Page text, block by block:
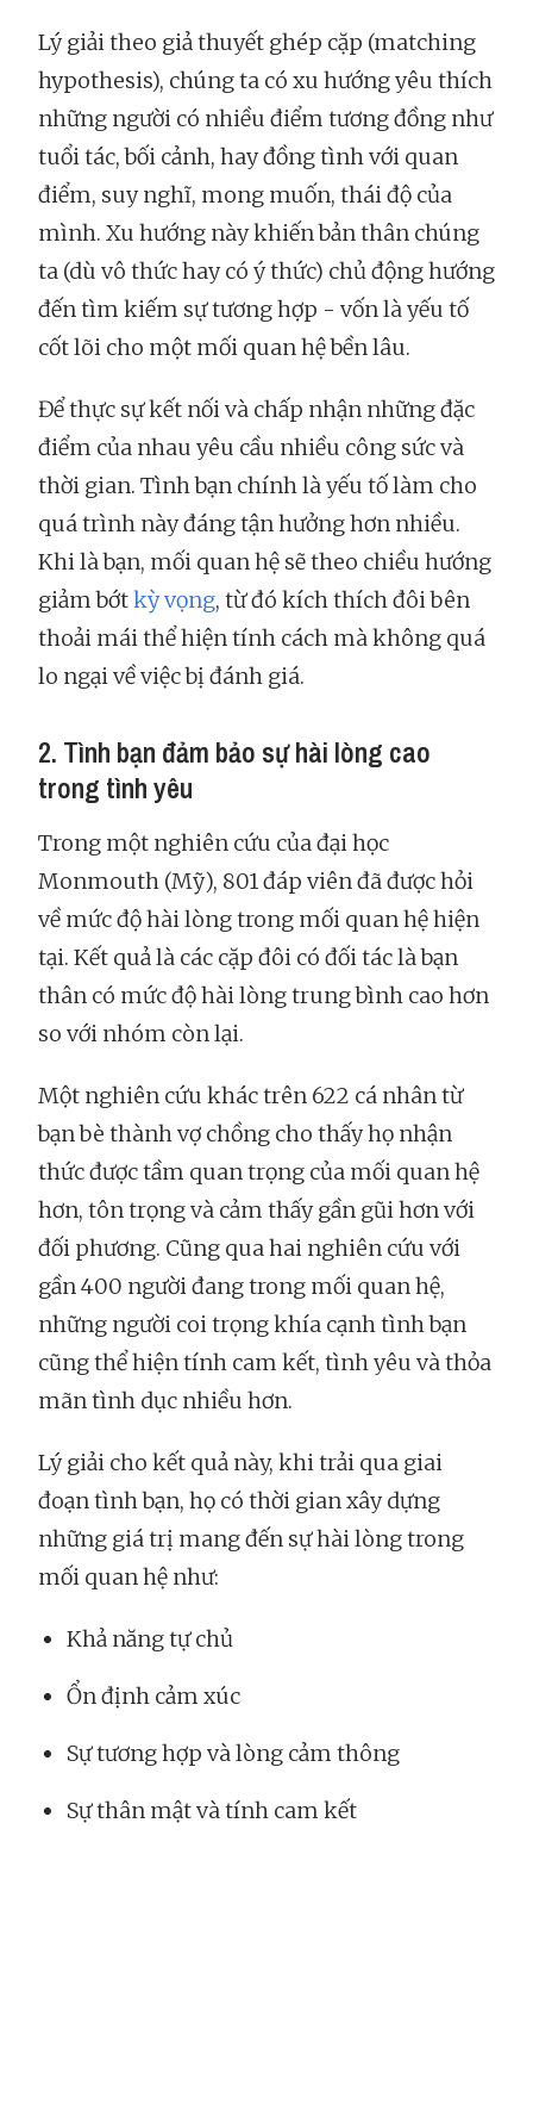
Lý giải theo giả thuyết ghép cặp (matching
hypothesis), chúng ta có xu hướng yêu thích
những người có nhiều điểm tương đồng như
tuổi tác, bối cảnh, hay đồng tình với quan
điểm, suy nghĩ, mong muốn, thái độ của
mình. Xu hướng này khiến bản thân chúng
ta (dù vô thức hay có ý thức) chủ động hướng
đến tìm kiếm sự tương hợp - vốn là yếu tố
cốt lõi cho một mối quan hệ bền lâu.
Để thực sự kết nối và chấp nhận những đặc
điểm của nhau yêu cầu nhiều công sức và
thời gian. Tình bạn chính là yếu tố làm cho
quá trình này đáng tận hưởng hơn nhiều.
Khi là bạn, mối quan hệ sẽ theo chiều hướng
giảm bớtkỳ vọng, từ đó kích thích đôi bên
thoải mái thể hiện tính cách mà không quá
lo ngại về việc bị đánh giá.
2. Tình bạn đảm bảo sự hài lòng cao
trong tình yêu
Trong một nghiên cứu của đại học
Monmouth (Mỹ), 801 đáp viên đã được hỏi
về mức độ hài lòng trong mối quan hệ hiện
tại. Kết quả là các cặp đôi có đối tác là bạn
thân có mức độ hài lòng trung bình cao hơn
so với nhóm còn lại.
Một nghiên cứu khác trên 622 cá nhân từ
bạn bè thành vợ chồng cho thấy họ nhận
thức được tầm quan trọng của mối quan hệ
hơn, tôn trọng và cảm thấy gần gũi hơn với
đối phương. Cũng qua hai nghiên cứu với
gần 400 người đang trong mối quan hệ,
những người coi trọng khía cạnh tình bạn
cũng thể hiện tính cam kết, tình yêu và thỏa
mãn tình dục nhiều hơn.
Lý giải cho kết quả này, khi trải qua giai
đoạn tình bạn, họ có thời gian xây dựng
những giá trị mang đến sự hài lòng trong
mối quan hệ như:
Khả năng tự chủ
Ổn định cảm xúc
Sự tương hợp và lòng cảm thông
Sự thân mật và tính cam kết